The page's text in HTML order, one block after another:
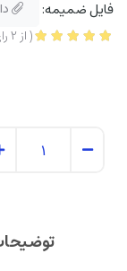
فایل ضمیمه:
(از2